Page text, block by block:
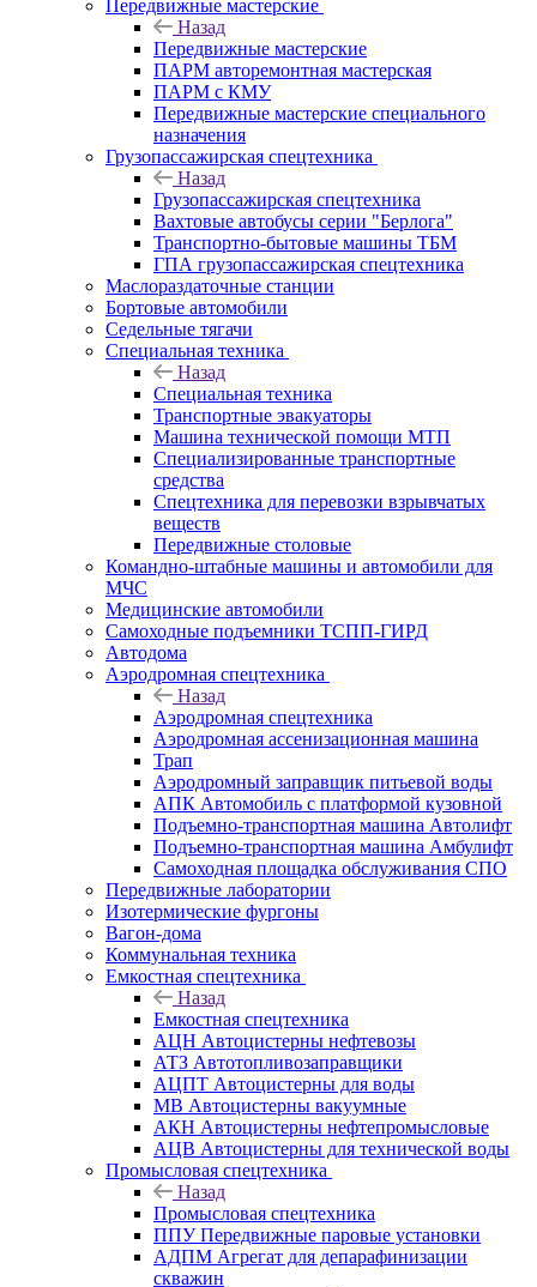
Передвижные мастерские
Назад
Передвижные мастерские
ПАРМ авторемонтная мастерская
ПАРМ с КМУ
Передвижные мастерские специального
назначения
Грузопассажирская спецтехника
Назад
Грузопассажирская спецтехника
Вахтовые автобусы серии "Берлога"
Транспортно-бытовые машины ТБМ
ГПА грузопассажирская спецтехника
Маслораздаточные станции
Бортовые автомобили
Седельные тягачи
Специальная техника
Назад
Специальная техника
Транспортные эвакуаторы
Машина технической помощи МТП
Специализированные транспортные
средства
Спецтехника для перевозки взрывчатых
веществ
Передвижные столовые
Командно-штабные машины и автомобили для
МЧС
Медицинские автомобили
Самоходные подъемники ТСПП-ГИРД
Автодома
Аэродромная спецтехника
Назад
Аэродромная спецтехника
Аэродромная ассенизационная машина
Трап
Аэродромный заправщик питьевой воды
АПК Автомобиль с платформой кузовной
Подъемно-транспортная машина Автолифт
Подъемно-транспортная машина Амбулифт
Самоходная площадка обслуживания СПО
Передвижные лаборатории
Изотермические фургоны
Вагон-дома
Коммунальная техника
Емкостная спецтехника
Назад
Емкостная спецтехника
АЦН Автоцистерны нефтевозы
АТЗ Автотопливозаправщики
АЦПТ Автоцистерны для воды
МВ Автоцистерны вакуумные
АКН Автоцистерны нефтепромысловые
АЦВ Автоцистерны для технической воды
Промысловая спецтехника
Назад
Промысловая спецтехника
ППУ Передвижные паровые установки
АДПМ Агрегат для депарафинизации
скважин